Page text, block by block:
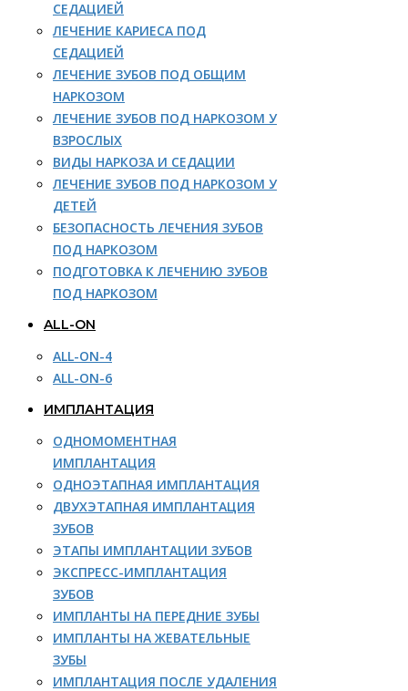
СЕДАЦИЕЙ
ЛЕЧЕНИЕ КАРИЕСА ПОД
СЕДАЦИЕЙ
ЛЕЧЕНИЕ ЗУБОВ ПОД ОБЩИМ
НАРКОЗОМ
ЛЕЧЕНИЕ ЗУБОВ ПОД НАРКОЗОМ У
ВЗРОСЛЫХ
ВИДЫ НАРКОЗА И СЕДАЦИИ
ЛЕЧЕНИЕ ЗУБОВ ПОД НАРКОЗОМ У
ДЕТЕЙ
БЕЗОПАСНОСТЬ ЛЕЧЕНИЯ ЗУБОВ
ПОД НАРКОЗОМ
ПОДГОТОВКА К ЛЕЧЕНИЮ ЗУБОВ
ПОД НАРКОЗОМ
ALL-ON
ALL-ON-4
ALL-ON-6
ИМПЛАНТАЦИЯ
ОДНОМОМЕНТНАЯ
ИМПЛАНТАЦИЯ
ОДНОЭТАПНАЯ ИМПЛАНТАЦИЯ
ДВУХЭТАПНАЯ ИМПЛАНТАЦИЯ
ЗУБОВ
ЭТАПЫ ИМПЛАНТАЦИИ ЗУБОВ
ЭКСПРЕСС-ИМПЛАНТАЦИЯ
ЗУБОВ
ИМПЛАНТЫ НА ПЕРЕДНИЕ ЗУБЫ
ИМПЛАНТЫ НА ЖЕВАТЕЛЬНЫЕ
ЗУБЫ
ИМПЛАНТАЦИЯ ПОСЛЕ УДАЛЕНИЯ